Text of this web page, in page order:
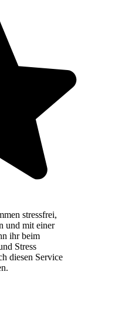
stressfrei,
und mit einer
ihr beim
Stress
diesen Service